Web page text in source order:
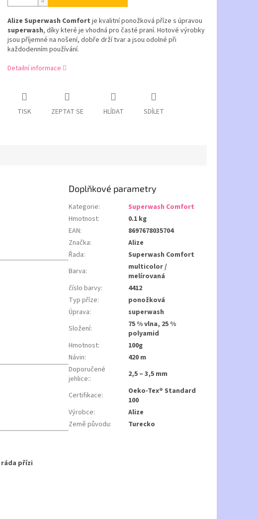
Alize Superwash Comfort je kvalitní ponožková příze s úpravou
superwash, díky které je vhodná pro časté praní. Hotové výrobky
jsou příjemné na nošení, dobře drží tvar a jsou odolné při
každodenním používání.
Detailní informace
TISK ZEPTAT SE HLÍDAT SDÍLET
ráda přízi
Doplňkové parametry
Kategorie:
Superwash Comfort
Hmotnost:
0.1 kg
EAN:
8697678035704
Značka:
Alize
Řada:
Superwash Comfort
Barva:
multicolor /
melírovaná
číslo barvy:
4412
Typ příze:
ponožková
Úprava:
superwash
Složení:
75 % vlna, 25 %
polyamid
Hmotnost:
100g
Návin:
420 m
Doporučené
jehlice:: 2,5 – 3,5 mm
Certifikace:
Oeko-Tex® Standard
100
Výrobce:
Alize
Země původu: Turecko